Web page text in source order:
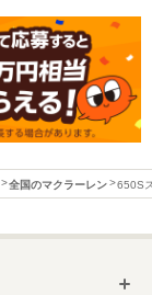
全国のマクラーレン 650S